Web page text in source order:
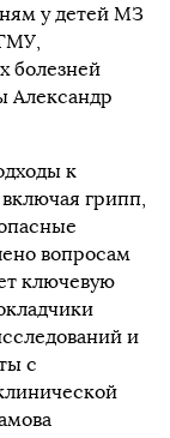
у детей МЗ
болезней
Александр
к
грипп,
вопросам
ключевую
и
с